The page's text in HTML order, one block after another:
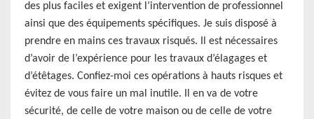
des plus faciles et exigent l’intervention de professionnel
ainsi que des équipements spécifiques. Je suis disposé à
prendre en mains ces travaux risqués. Il est nécessaires
d’avoir de l’expérience pour les travaux d’élagages et
d’étêtages. Confiez-moi ces opérations à hauts risques et
évitez de vous faire un mal inutile. Il en va de votre
sécurité, de celle de votre maison ou de celle de votre